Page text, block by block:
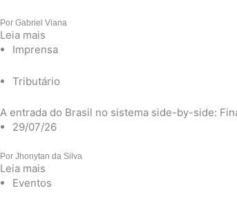
Por Gabriel Viana
Leia mais
Imprensa
Tributário
A entrada do Brasil no sistema side-by-side:
29/07/26
Por Jhonytan da Silva
Leia mais
Eventos